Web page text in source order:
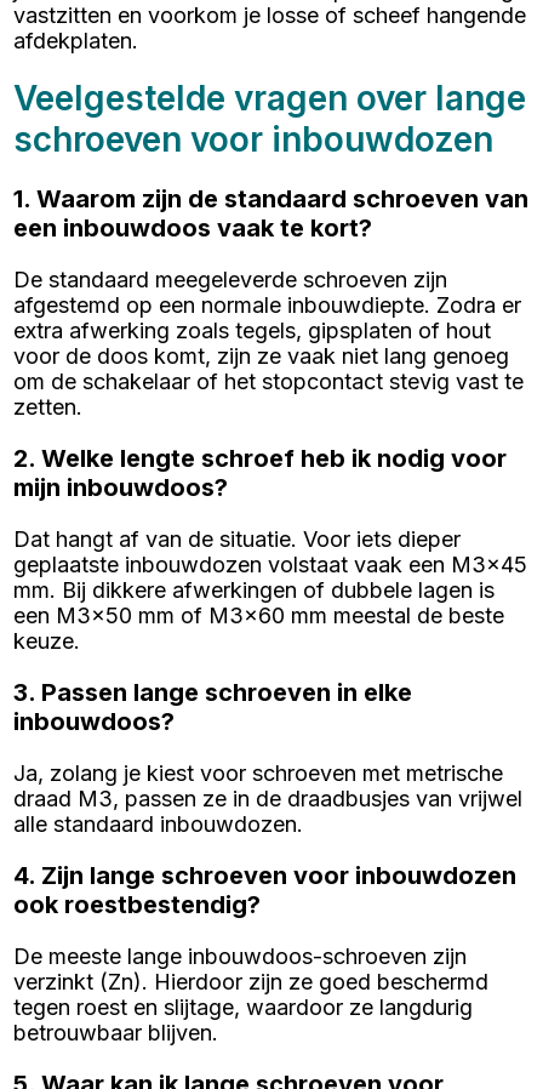
vastzitten en voorkom je losse of scheef hangende
afdekplaten.
Veelgestelde vragen over lange
schroeven voor inbouwdozen
1. Waarom zijn de standaard schroeven van
een inbouwdoos vaak te kort?
De standaard meegeleverde schroeven zijn
afgestemd op een normale inbouwdiepte. Zodra er
extra afwerking zoals tegels, gipsplaten of hout
voor de doos komt, zijn ze vaak niet lang genoeg
om de schakelaar of het stopcontact stevig vast te
zetten.
2. Welke lengte schroef heb ik nodig voor
mijn inbouwdoos?
Dat hangt af van de situatie. Voor iets dieper
geplaatste inbouwdozen volstaat vaak een M3x45
mm. Bij dikkere afwerkingen of dubbele lagen is
een M3x50 mm of M3x60 mm meestal de beste
keuze.
3. Passen lange schroeven in elke
inbouwdoos?
Ja, zolang je kiest voor schroeven met metrische
draad M3, passen ze in de draadbusjes van vrijwel
alle standaard inbouwdozen.
4. Zijn lange schroeven voor inbouwdozen
ook roestbestendig?
De meeste lange inbouwdoos-schroeven zijn
verzinkt (Zn). Hierdoor zijn ze goed beschermd
tegen roest en slijtage, waardoor ze langdurig
betrouwbaar blijven.